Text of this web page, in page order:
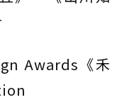
Awards《禾